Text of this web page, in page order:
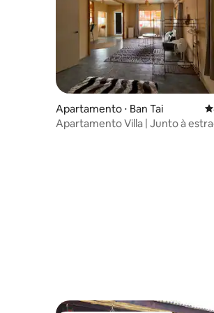
Apartamento ⋅ Ban Tai
Apartamento Villa | Junto à